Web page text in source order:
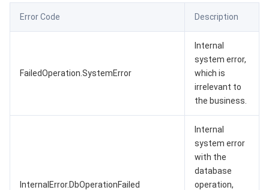
Error Code Description
FailedOperation.SystemError
Internal
system error,
which is
irrelevant to
the business.
InternalError.DbOperationFailed
Internal
system error
with the
database
operation,